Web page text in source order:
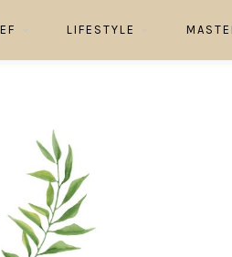
LIFESTYLE